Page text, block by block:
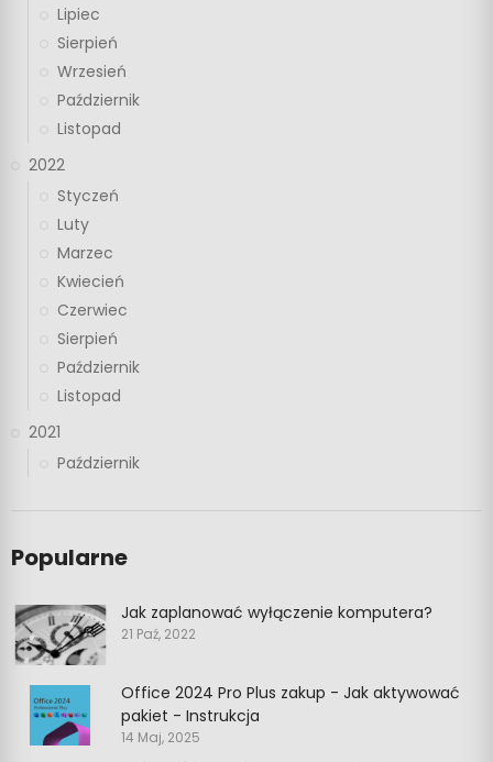
Lipiec
Sierpień
Wrzesień
Październik
Listopad
2022
Styczeń
Luty
Marzec
Kwiecień
Czerwiec
Sierpień
Październik
Listopad
2021
Październik
Popularne
Jak zaplanować wyłączenie komputera?
21 Paź, 2022
Office 2024 Pro Plus zakup - Jak aktywować
pakiet - Instrukcja
14 Maj, 2025